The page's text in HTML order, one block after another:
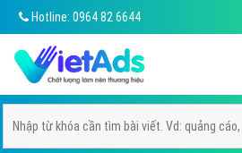
Hotline: 0964 82 6644